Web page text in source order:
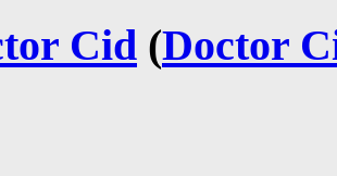
Cid (Doctor